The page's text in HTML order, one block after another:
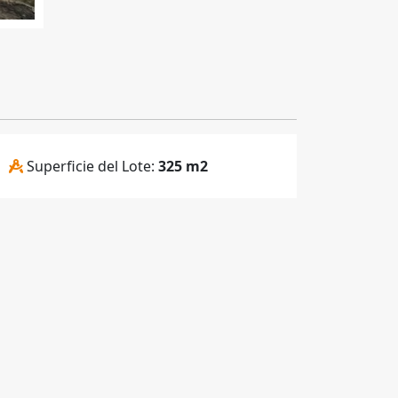
Superficie del Lote: 325 m2